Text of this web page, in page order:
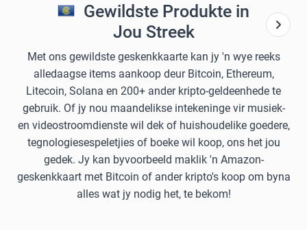
Gewildste Produkte in
Jou Streek
Met ons gewildste geskenkkaarte kan jy 'n wye reeks
alledaagse items aankoop deur Bitcoin, Ethereum,
Litecoin, Solana en 200+ ander kripto-geldeenhede te
gebruik. Of jy nou maandelikse intekeninge vir musiek-
en videostroomdienste wil dek of huishoudelike goedere,
tegnologiesespeletjies of boeke wil koop, ons het jou
gedek. Jy kan byvoorbeeld maklik 'n Amazon-
geskenkkaart met Bitcoin of ander kripto's koop om byna
alles wat jy nodig het, te bekom!